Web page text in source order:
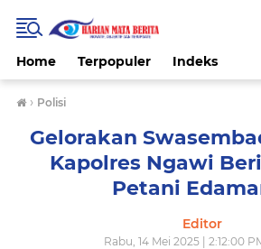
Home Terpopuler Indeks
› Polisi
Gelorakan
Kapolres Ngawi
Petani
Editor
Rabu, 14 Mei 2025 | 2:12:00